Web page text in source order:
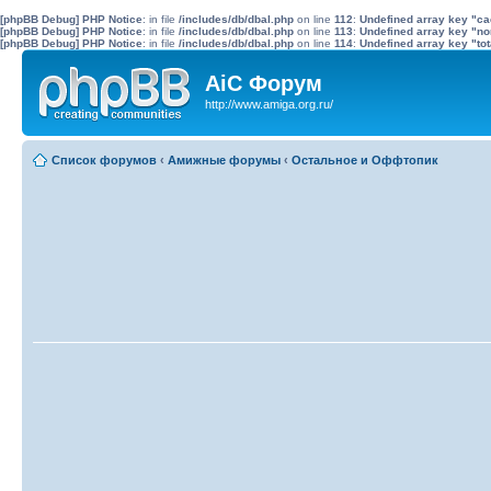
[phpBB Debug] PHP Notice: in file /includes/db/dbal.php on line 112: Undefined array key
[phpBB Debug] PHP Notice: in file /includes/db/dbal.php on line 113: Undefined array key
[phpBB Debug] PHP Notice: in file /includes/db/dbal.php on line 114: Undefined array key
AiC Форум
http://www.amiga.org.ru/
Список форумов ‹ Амижные форумы ‹ Остальное и Оффтопик